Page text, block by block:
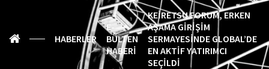
HABERLER
E-
BÜLTEN
HABERI
KEIRETSU FORUM, ERKEN
AŞAMA GIRIŞIM
SERMAYESINDE GLOBAL’DE
EN AKTIF YATIRIMCI
SEÇILDI